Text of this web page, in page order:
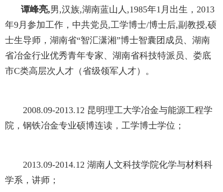
谭峰亮,男,汉族,湖南蓝山人,1985年1月出生，2013
年9月参加工作，中共党员,工学博士/博士后,副教授,硕
士生导师， 湖南省“智汇潇湘”博士智囊团成员、 湖南
省冶金行业优秀青年专家、湖南省科技特派员、娄底
市C类高层次人才（省级领军人才）。
2008.09-2013.12 昆明理工大学冶金与能源工程学
院，钢铁冶金专业硕博连读，工学博士学位；
2013.09-2014.12 湖南人文科技学院化学与材料科
学系，讲师；